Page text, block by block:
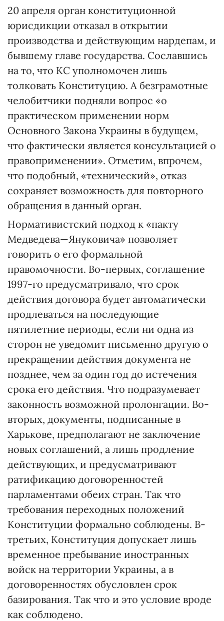
20 апреля орган конституционной
юрисдикции отказал в открытии
производства и действующим нардепам, и
бывшему главе государства. Сославшись
на то, что КС уполномочен лишь
толковать Конституцию. А безграмотные
челобитчики подняли вопрос «о
практическом применении норм
Основного Закона Украины в будущем,
что фактически является консультацией о
правоприменении». Отметим, впрочем,
что подобный, «технический», отказ
сохраняет возможность для повторного
обращения в данный орган.
Нормативистский подход к «пакту
Медведева—Януковича» позволяет
говорить о его формальной
правомочности. Во-первых, соглашение
1997-го предусматривало, что срок
действия договора будет автоматически
продлеваться на последующие
пятилетние периоды, если ни одна из
сторон не уведомит письменно другую о
прекращении действия документа не
позднее, чем за один год до истечения
срока его действия. Что подразумевает
законность возможной пролонгации. Во-
вторых, документы, подписанные в
Харькове, предполагают не заключение
новых соглашений, а лишь продление
действующих, и предусматривают
ратификацию договоренностей
парламентами обеих стран. Так что
требования переходных положений
Конституции формально соблюдены. В-
третьих, Конституция допускает лишь
временное пребывание иностранных
войск на территории Украины, а в
договоренностях обусловлен срок
базирования. Так что и это условие вроде
как соблюдено.